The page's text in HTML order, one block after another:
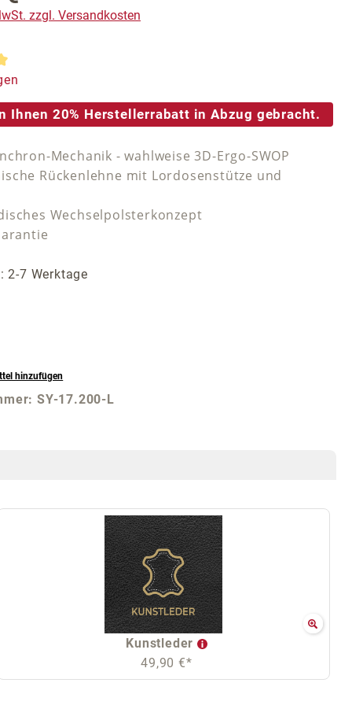
zzgl. Versandkosten
Bewertung von 5 von 5 Sternen
Ihnen 20% Herstellerrabatt in Abzug gebracht.
Mechanik - wahlweise 3D-Ergo-SWOP
Rückenlehne mit Lordosenstütze und
Wechselpolsterkonzept
2-7 Werktage
hinzufügen
SY-17.200-L
Kunstleder
49,90 €*